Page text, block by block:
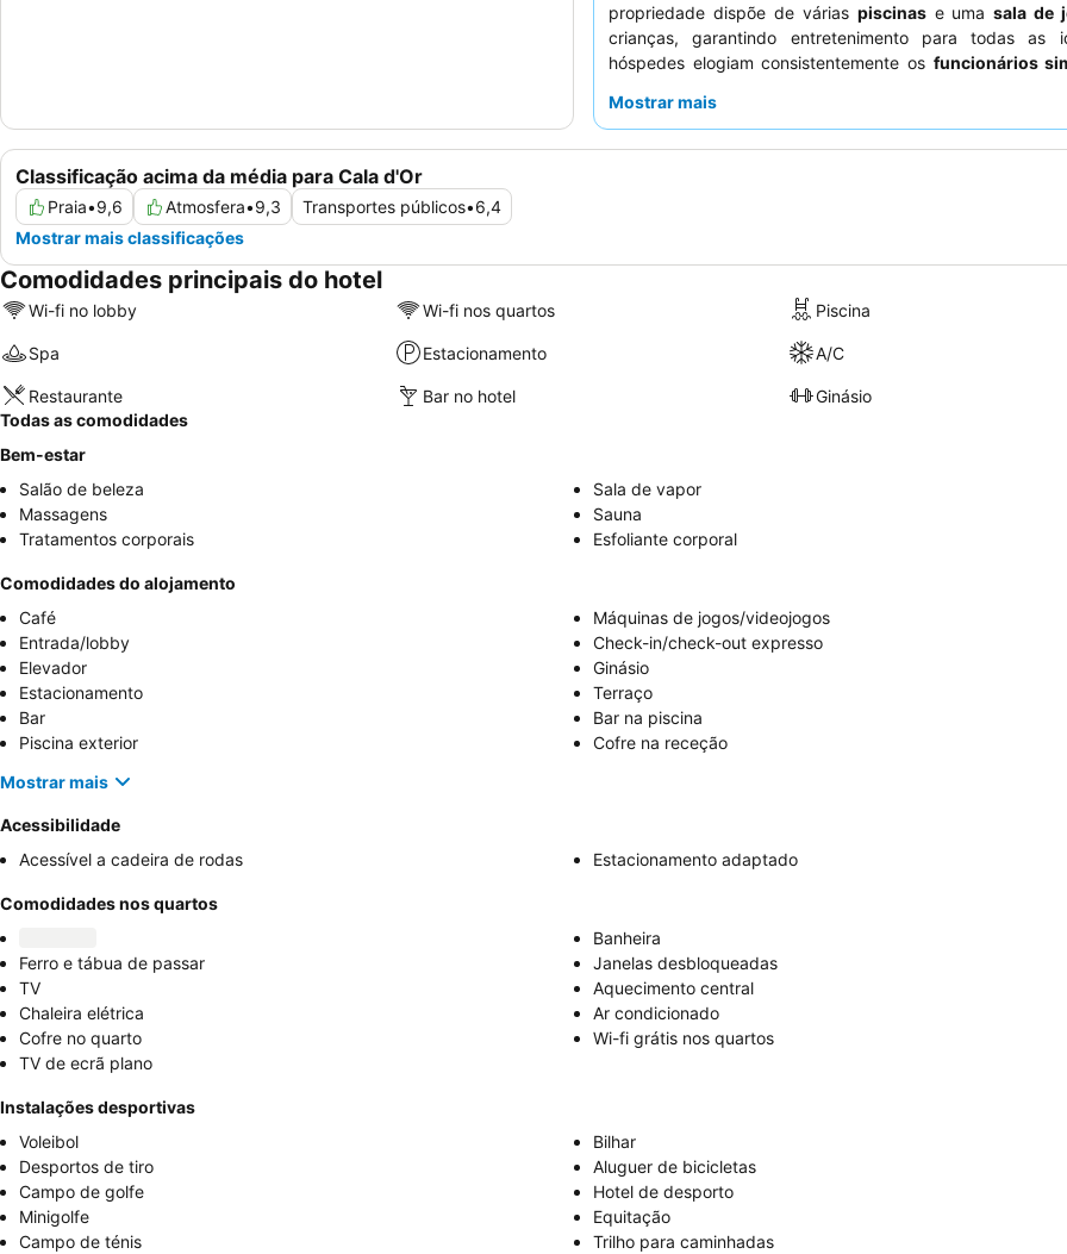
propriedade dispõe de várias piscinase umasala de
crianças, garantindo entretenimento para todas as
hóspedes elogiam consistentemente os funcionários
todas as refeições. Para uma experiência mais tranquila,
Mostrar mais
Classificação acima da média para Cala d'Or
Praia•9,6 Atmosfera•9,3 Transportes públicos•6,4
Mostrar mais classificações
Comodidades principais do hotel
Wi-fi no lobby Wi-fi nos quartos Piscina
Spa Estacionamento A/C
Restaurante Bar no hotel
Ginásio
Todas as comodidades
Bem-estar
Salão de beleza
Sala de vapor
Massagens
Sauna
Tratamentos corporais
Esfoliante corporal
Comodidades do alojamento
Café
Máquinas de jogos/videojogos
Entrada/lobby
Check-in/check-out expresso
Elevador
Ginásio
Estacionamento
Terraço
Bar
Bar na piscina
Piscina exterior
Cofre na receção
Mostrar mais
Acessibilidade
Acessível a cadeira de rodas
Estacionamento adaptado
Comodidades nos quartos
Banheira
Ferro e tábua de passar
Janelas desbloqueadas
TV
Aquecimento central
Chaleira elétrica
Ar condicionado
Cofre no quarto
Wi-fi grátis nos quartos
TV de ecrã plano
Instalações desportivas
Voleibol
Bilhar
Desportos de tiro
Aluguer de bicicletas
Campo de golfe
Hotel de desporto
Minigolfe
Equitação
Campo de ténis
Trilho para caminhadas